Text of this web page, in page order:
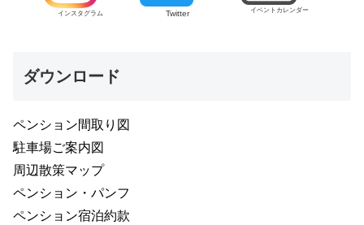
インスタグラム Twitter イベントカレンダー
ダウンロード
ペンション間取り図
駐車場ご案内図
周辺散策マップ
ペンション・パンフ
ペンション宿泊約款